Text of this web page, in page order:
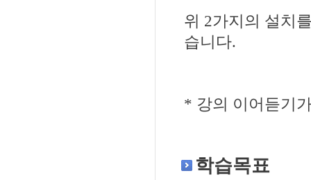
위 2가지의 설치
습니다.
* 강의 이어듣기
학습목표